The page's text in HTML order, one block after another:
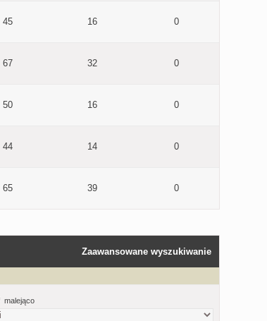
45 16 0
67 32 0
50 16 0
44 14 0
65 39 0
Zaawansowane wyszukiwanie
malejąco